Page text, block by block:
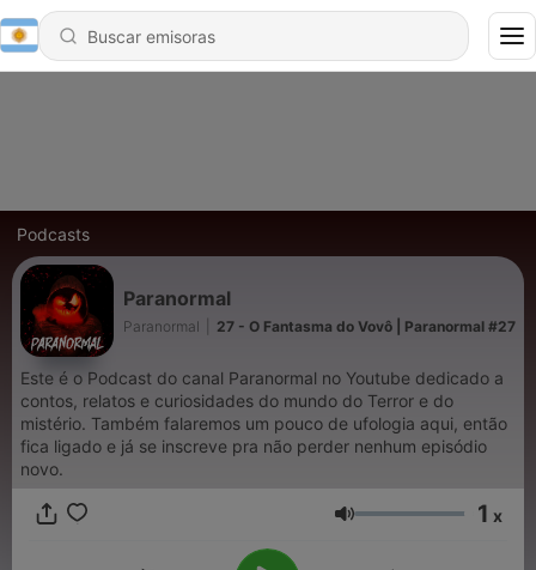
Podcasts
Paranormal
Paranormal 27 - O Fantasma do Vovô | Paranormal #27
Este é o Podcast do canal Paranormal no Youtube dedicado a
contos, relatos e curiosidades do mundo do Terror e do
mistério. Também falaremos um pouco de ufologia aqui, então
fica ligado e já se inscreve pra não perder nenhum episódio
novo.
Volumen 1 x